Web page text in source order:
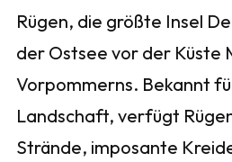
Rügen, die größte Insel
der Ostsee vor der Küste
Vorpommerns. Bekannt
Landschaft, verfügt
Strände, imposante